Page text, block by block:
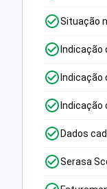
Situação
Indicação
Dados
Serasa